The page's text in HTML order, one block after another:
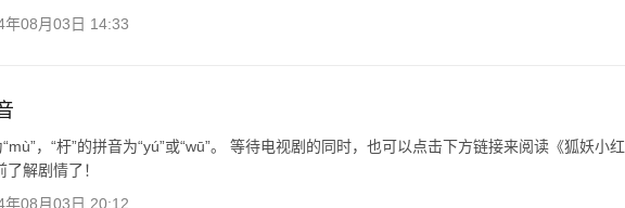
年08月03日 14:33
“mù”，“杅”的拼音为“yú”或“wū”。 等待电视剧的同时，也可以点击下方链接来阅读《狐妖小红
解剧情了！
年08月03日 20:12